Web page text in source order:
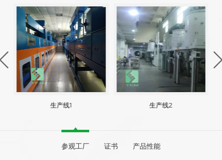
生产线1 生产线2
参观工厂 证书 产品性能